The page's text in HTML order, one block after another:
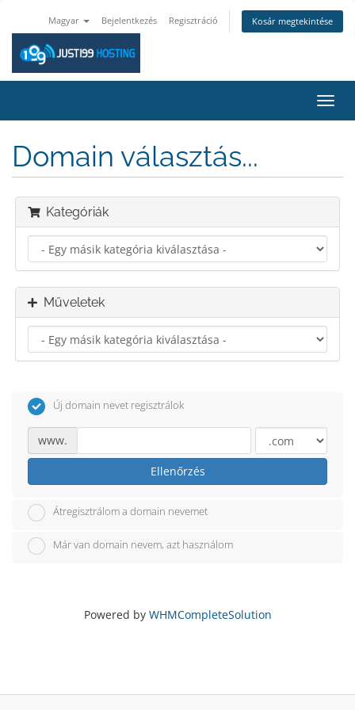
Magyar Bejelentkezés Regisztráció Kosár megtekintése
a
Domain választás...
Kategóriák
Műveletek
Új domain nevet regisztrálok
www.
Ellenőrzés
Átregisztrálom a domain nevemet
Már van domain nevem, azt használom
Powered by WHMCompleteSolution